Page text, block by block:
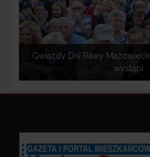
Gwiazdy Dni Rawy
wystąpi